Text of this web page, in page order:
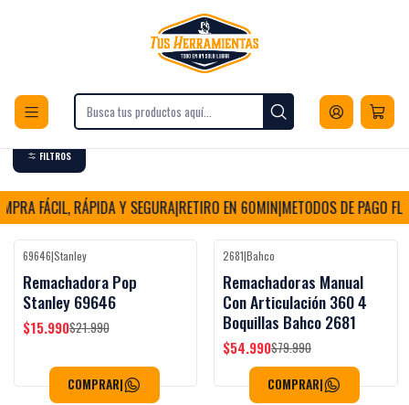
Envios a todo Chile
Herramientas Manuales
Remachadoras
FILTROS
FÁCIL, RÁPIDA Y SEGURA|RETIRO EN 60MIN|METODOS DE PAGO
-27%OFF
69646|Stanley
Remachadora Pop
Stanley 69646
$15.990$21.990
COMPRAR|
-31%OFF
2681|Bahco
Remachadoras Manual
Con Articulación 360 4
Boquillas Bahco 2681
$54.990$79.990
COMPRAR|